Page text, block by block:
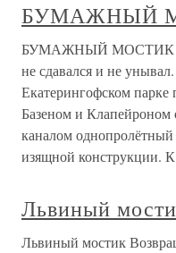
БУМАЖНЫЙ
БУМАЖНЫЙ МОСТИК
не сдавался и не
Екатерингофском парке
Базеном и
каналом
изящной конструкции.
Львиный
Львиный мостик